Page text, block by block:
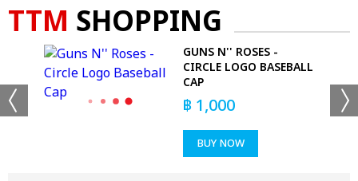
TTM SHOPPING
GUNS N'' ROSES -
CIRCLE LOGO BASEBALL
CAP
฿ 1,000
BUY NOW